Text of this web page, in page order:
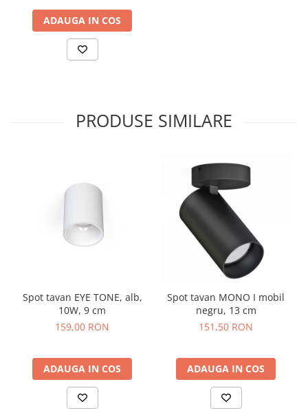
ADAUGA IN COS
PRODUSE SIMILARE
Spot tavan EYE TONE, alb,
10W, 9 cm
159,00 RON
ADAUGA IN COS
Spot tavan MONO I mobil
negru, 13 cm
151,50 RON
ADAUGA IN COS